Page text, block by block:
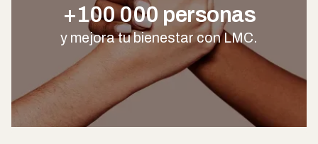
+100 000 personas
y mejora tu bienestar con LMC.